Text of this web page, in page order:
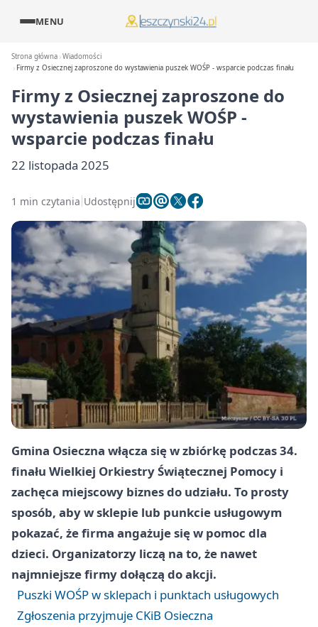
MENU
Strona główna Wiadomości
Firmy z Osiecznej zaproszone do wystawienia puszek WOŚP - wsparcie podczas finału
Firmy z Osiecznej zaproszone do
wystawienia puszek WOŚP -
wsparcie podczas finału
22 listopada 2025
1 min czytania Udostępnij
Gmina Osieczna włącza się w zbiórkę podczas34.
finału Wielkiej Orkiestry Świątecznej Pomocy i
zachęca miejscowy biznes do udziału. To prosty
sposób, aby w sklepie lub punkcie usługowym
pokazać, że firma angażuje się w pomoc dla
dzieci. Organizatorzy liczą na to, że nawet
najmniejsze firmy dołączą do akcji.
Puszki WOŚP w sklepach i punktach usługowych
Zgłoszenia przyjmuje CKiB Osieczna